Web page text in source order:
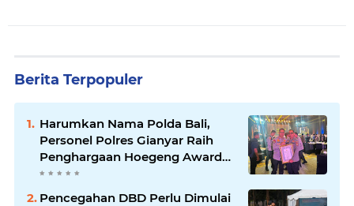
Berita Terpopuler
Harumkan Nama Polda Bali,
Personel Polres Gianyar Raih
Penghargaan Hoegeng Awards
2026
Pencegahan DBD Perlu Dimulai